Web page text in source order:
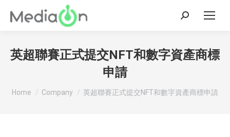
Search:
英超聯賽正式提交NFT和數字資產商標
申請
You are here:
Home Company 英超聯賽正式提交NFT和數字資產商標申請